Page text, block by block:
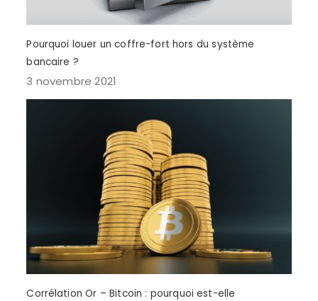
Pourquoi louer un coffre-fort hors du système
bancaire ?
3 novembre 2021
Corrélation Or – Bitcoin : pourquoi est-elle